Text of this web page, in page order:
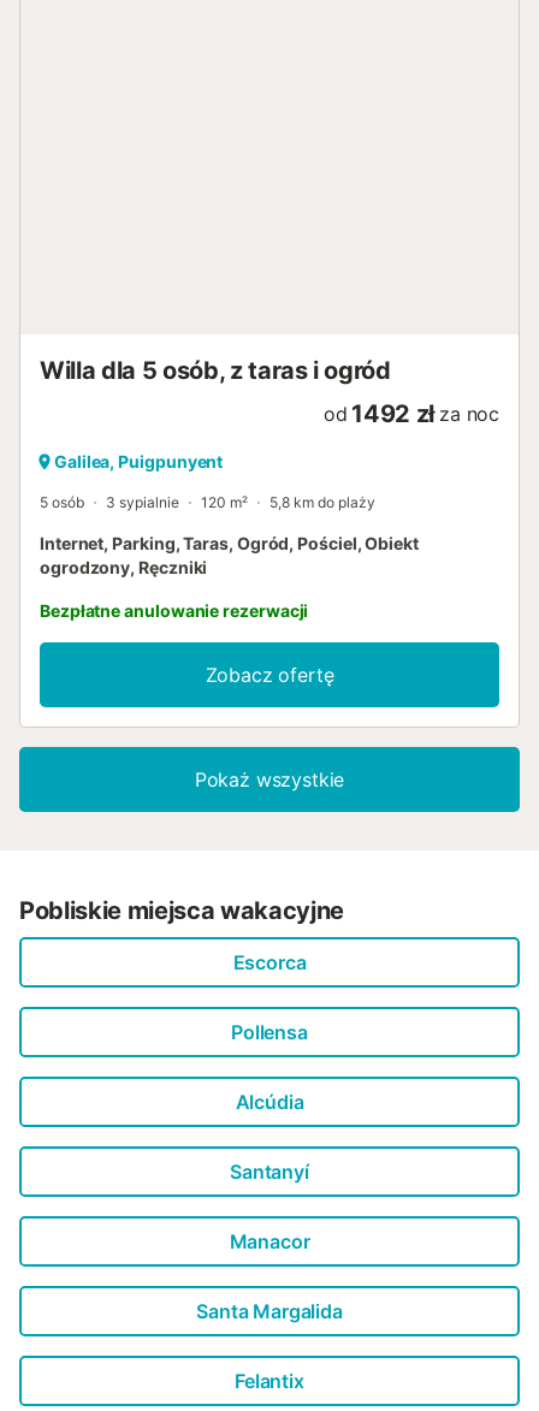
Willa dla 5 osób, z taras i ogród
od 1492 zł za noc
Galilea, Puigpunyent
5 osób 3 sypialnie 120 m² 5,8 km do plaży
Internet, Parking, Taras, Ogród, Pościel, Obiekt
ogrodzony, Ręczniki
Bezpłatne anulowanie rezerwacji
Zobacz ofertę
Pokaż wszystkie
Pobliskie miejsca wakacyjne
Escorca
Pollensa
Alcúdia
Santanyí
Manacor
Santa Margalida
Felantix